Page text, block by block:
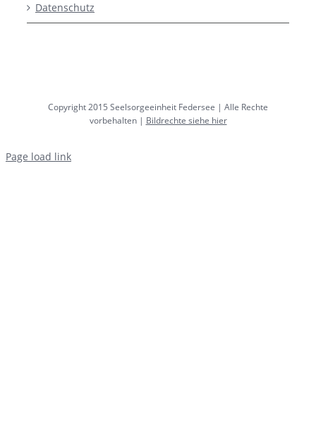
Datenschutz
Copyright 2015 Seelsorgeeinheit Federsee | Alle Rechte
vorbehalten | Bildrechte siehe hier
Page load link